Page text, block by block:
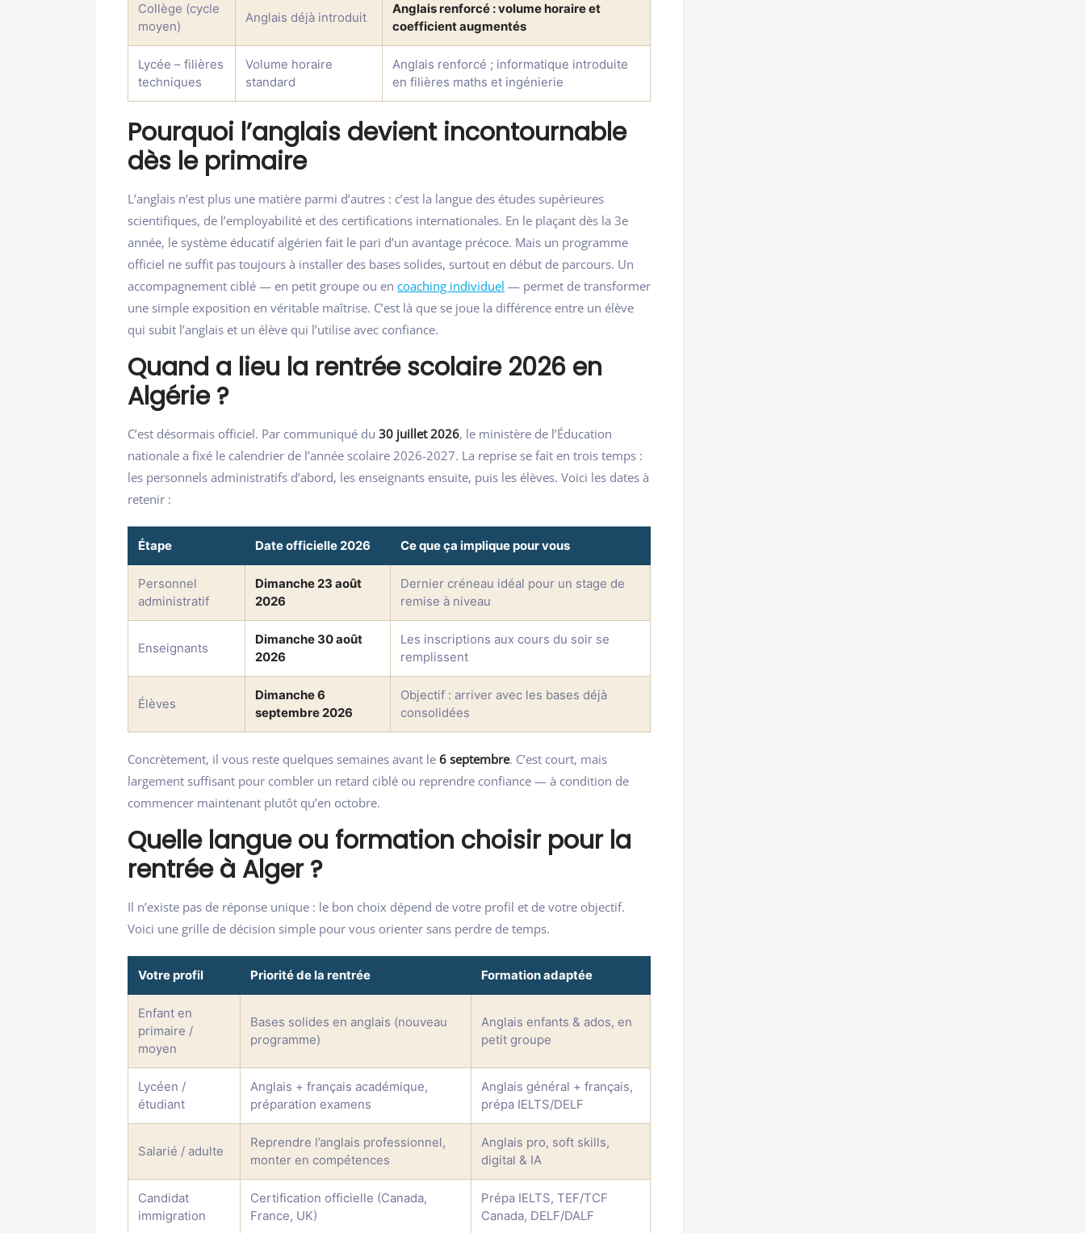
Collège (cycle
moyen)
Anglais déjà introduit
Anglais renforcé : volume horaire et
coefficient augmentés
Lycée – filières
techniques
Volume horaire
standard
Anglais renforcé ; informatique introduite
en filières maths et ingénierie
Pourquoi l’anglais devient incontournable
dès le primaire
L’anglais n’est plus une matière parmi d’autres : c’est la langue des études supérieures
scientifiques, de l’employabilité et des certifications internationales. En le plaçant dès la 3e
année, le système éducatif algérien fait le pari d’un avantage précoce. Mais un programme
officiel ne suffit pas toujours à installer des bases solides, surtout en début de parcours. Un
accompagnement ciblé — en petit groupe ou en coaching individuel — permet de transformer
une simple exposition en véritable maîtrise. C’est là que se joue la différence entre un élève
qui subit l’anglais et un élève qui l’utilise avec confiance.
Quand a lieu la rentrée scolaire 2026 en
Algérie ?
C’est désormais officiel. Par communiqué du 30 juillet 2026, le ministère de l’Éducation
nationale a fixé le calendrier de l’année scolaire 2026-2027. La reprise se fait en trois temps :
les personnels administratifs d’abord, les enseignants ensuite, puis les élèves. Voici les dates à
retenir :
Étape Date officielle 2026 Ce que ça implique pour vous
Personnel
administratif
Dimanche 23 août
2026
Dernier créneau idéal pour un stage de
remise à niveau
Enseignants
Dimanche 30 août
2026
Les inscriptions aux cours du soir se
remplissent
Élèves
Dimanche 6
septembre 2026
Objectif : arriver avec les bases déjà
consolidées
Concrètement, il vous reste quelques semaines avant le 6 septembre. C’est court, mais
largement suffisant pour combler un retard ciblé ou reprendre confiance — à condition de
commencer maintenant plutôt qu’en octobre.
Quelle langue ou formation choisir pour la
rentrée à Alger ?
Il n’existe pas de réponse unique : le bon choix dépend de votre profil et de votre objectif.
Voici une grille de décision simple pour vous orienter sans perdre de temps.
Votre profil Priorité de la rentrée Formation adaptée
Enfant en
primaire /
moyen
Bases solides en anglais (nouveau
programme)
Anglais enfants & ados, en
petit groupe
Lycéen /
étudiant
Anglais + français académique,
préparation examens
Anglais général + français,
prépa IELTS/DELF
Salarié / adulte
Reprendre l’anglais professionnel,
monter en compétences
Anglais pro, soft skills,
digital & IA
Candidat
immigration
Certification officielle (Canada,
France, UK)
Prépa IELTS, TEF/TCF
Canada, DELF/DALF